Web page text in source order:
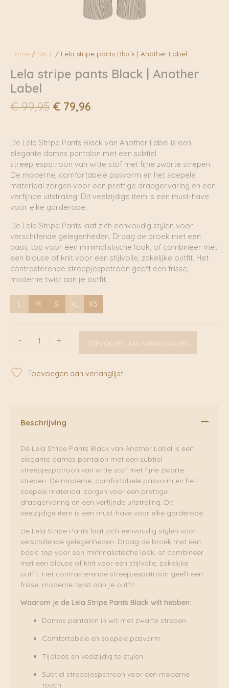
Home / SALE / Lela stripe pants Black | Another Label
Lela stripe pants Black | Another
Label
€99,95 Oorspronkelijke
€ 99,95.
€ 79,96
€ 79,96.
De Lela Stripe Pants Black van Another Label is een
elegante dames pantalon met een subtiel
streepjespatroon van witte stof met fijne zwarte strepen.
De moderne, comfortabele pasvorm en het soepele
materiaal zorgen voor een prettige draagervaring en een
verfijnde uitstraling. Dit veelzijdige item is een must-have
voor elke garderobe.
De Lela Stripe Pants laat zich eenvoudig stylen voor
verschillende gelegenheden. Draag de broek met een
basic top voor een minimalistische look, of combineer met
een blouse of knit voor een stijlvolle, zakelijke outfit. Het
contrasterende streepjespatroon geeft een frisse,
moderne twist aan je outfit.
L M S XL XS
-
Black
+ TOEVOEGEN AAN WINKELWAGEN
Toevoegen aan verlanglijst
Beschrijving
De Lela Stripe Pants Black van Another Label is een
elegante dames pantalon met een subtiel
streepjespatroon van witte stof met fijne zwarte
strepen. De moderne, comfortabele pasvorm en het
soepele materiaal zorgen voor een prettige
draagervaring en een verfijnde uitstraling. Dit
veelzijdige item is een must-have voor elke garderobe.
De Lela Stripe Pants laat zich eenvoudig stylen voor
verschillende gelegenheden. Draag de broek met een
basic top voor een minimalistische look, of combineer
met een blouse of knit voor een stijlvolle, zakelijke
outfit. Het contrasterende streepjespatroon geeft een
frisse, moderne twist aan je outfit.
Waarom je de Lela Stripe Pants Black wilt hebben:
Dames pantalon in wit met zwarte strepen
Comfortabele en soepele pasvorm
Tijdloos en veelzijdig te stylen
Subtiel streepjespatroon voor een moderne
touch